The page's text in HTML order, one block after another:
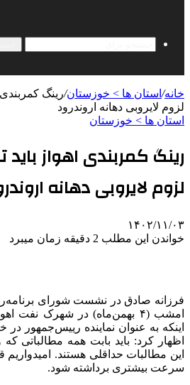
خانه/ استان ها > خوزستان/رینگ
لزوم لایروبی دهانه اروندرود
استان ها > خوزستان
رینگ کمربندی اهواز
لزوم لایروبی دهانه
۱۴۰۲/۱۱/۰۳
خواندن این مطلب 2 دقیقه زمان میبرد
فرزانه صادق در نشست شورای
امشب (۴ بهمن‌ماه) در شهرک نفت
اینکه به عنوان نماینده رییس‌جمهور
اظهار کرد: باید بابت همه مطالباتی
این مطالبات حداقلی هستند.
سرعت بیشتری برداشته شود.